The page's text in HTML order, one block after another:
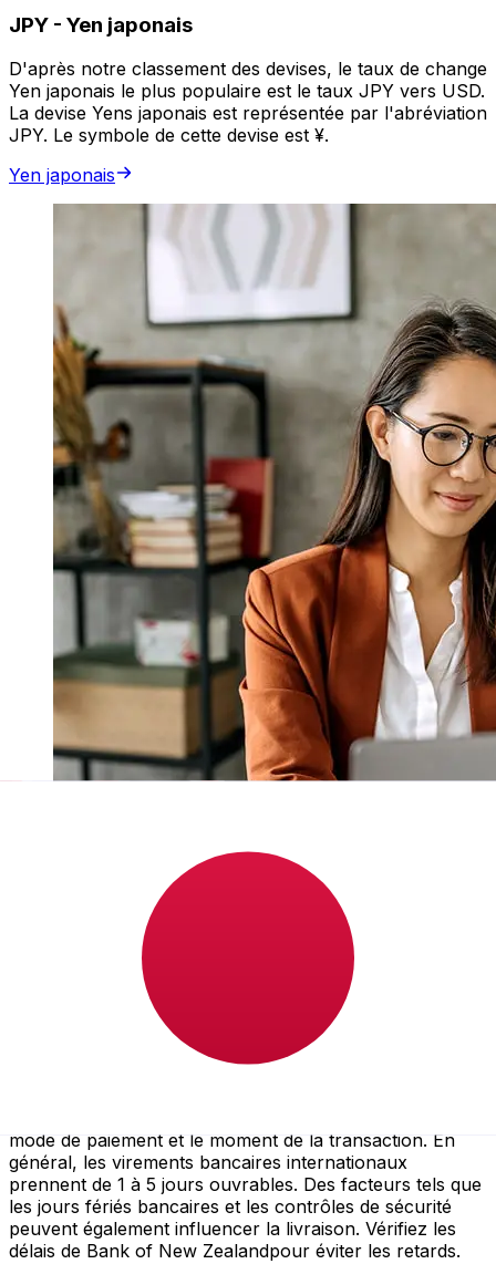
JPY - Yen japonais
D'après notre classement des devises, le taux de change
Yen japonais le plus populaire est le taux JPY vers USD.
La devise Yens japonais est représentée par l'abréviation
JPY. Le symbole de cette devise est ¥.
Yen japonais
À quelle vitesse un transfert BNZ
mode de paiement et le moment de la transaction. En
général, les virements bancaires internationaux
prennent de 1 à 5 jours ouvrables. Des facteurs tels que
les jours fériés bancaires et les contrôles de sécurité
peuvent également influencer la livraison. Vérifiez les
délais de Bank of New Zealandpour éviter les retards.